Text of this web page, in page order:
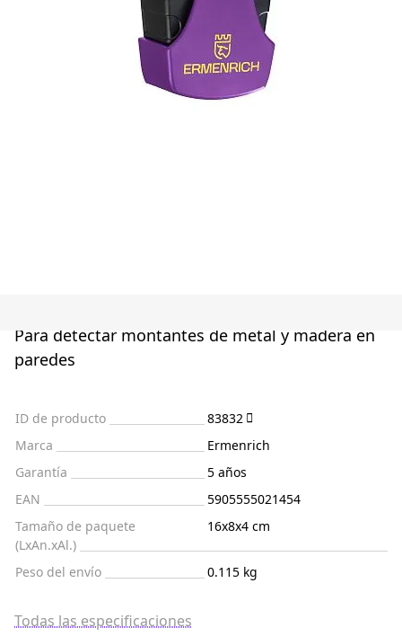
Para detectar montantes de metal y madera en
paredes
ID de producto
83832
Marca
Ermenrich
Garantía
5 años
EAN
5905555021454
Tamaño de paquete
(LxAn.xAl.)
16x8x4 cm
Peso del envío 0.115 kg
Todas las especificaciones